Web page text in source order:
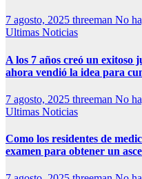
7 agosto, 2025 threeman No
Ultimas Noticias
A los 7 años creó un exitoso
ahora vendió la idea para
7 agosto, 2025 threeman No
Ultimas Noticias
Como los residentes de
examen para obtener un